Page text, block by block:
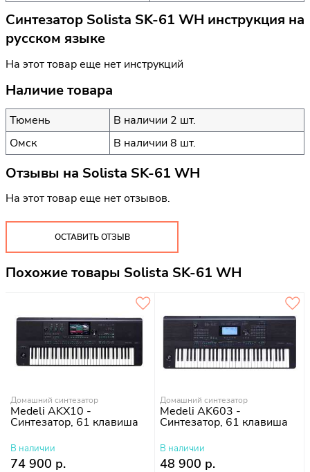
Синтезатор Solista SK-61 WH инструкция на
русском языке
На этот товар еще нет инструкций
Наличие товара
Тюмень
В наличии 2 шт.
Омск
В наличии 8 шт.
Отзывы на Solista SK-61 WH
На этот товар еще нет отзывов.
ОСТАВИТЬ ОТЗЫВ
Похожие товары Solista SK-61 WH
Домашний синтезатор
Medeli AKX10 -
Синтезатор, 61 клавиша
В наличии
74 900 р.
Домашний синтезатор
Medeli AK603 -
Синтезатор, 61 клавиша
В наличии
48 900 р.